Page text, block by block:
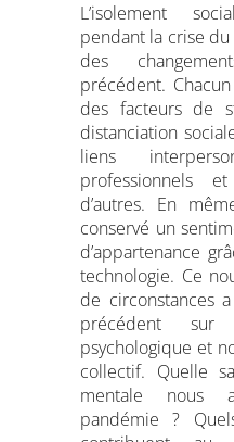
L’isolement
pendant la crise
des
précédent.
des facteurs de
distanciation
liens
professionnels
d’autres. En
conservé un
d’appartenance
technologie. Ce
de circonstances
précédent sur
psychologique et
collectif. Quelle
mentale nous
pandémie ?